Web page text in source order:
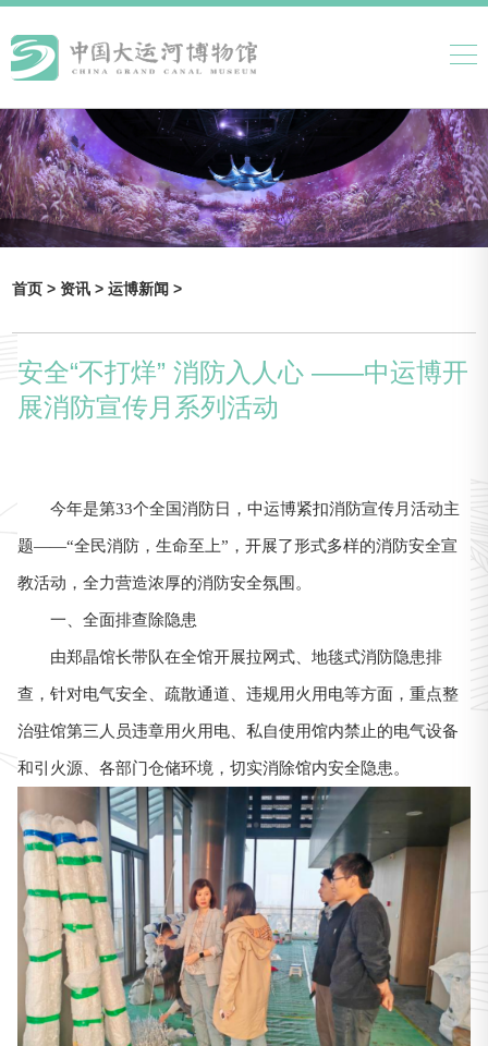
首页 >资讯 >运博新闻 >
安全“不打烊” 消防入人心 ——中运博开
展消防宣传月系列活动
今年是第33个全国消防日，中运博紧扣消防宣传月活动主
题——“全民消防，生命至上”，开展了形式多样的消防安全宣
教活动，全力营造浓厚的消防安全氛围。
一、全面排查除隐患
由郑晶馆长带队在全馆开展拉网式、地毯式消防隐患排
查，针对电气安全、疏散通道、违规用火用电等方面，重点整
治驻馆第三人员违章用火用电、私自使用馆内禁止的电气设备
和引火源、各部门仓储环境，切实消除馆内安全隐患。